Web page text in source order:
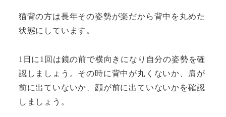
猫背の方は長年その姿勢が楽だから背中を丸めた
状態にしています。
1日に1回は鏡の前で横向きになり自分の姿勢を確
認しましょう。その時に背中が丸くないか、肩が
前に出ていないか、顔が前に出ていないかを確認
しましょう。